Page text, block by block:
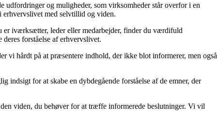
og muligheder, som virksomheder står overfor i en
erhvervslivet med selvtillid og viden.
er iværksætter, leder eller medarbejder, finder du værdifuld
forståelse af erhvervslivet.
hårdt på at præsentere indhold, der ikke blot informerer, men også
indsigt for at skabe en dybdegående forståelse af de emner, der
viden, du behøver for at træffe informerede beslutninger. Vi vil